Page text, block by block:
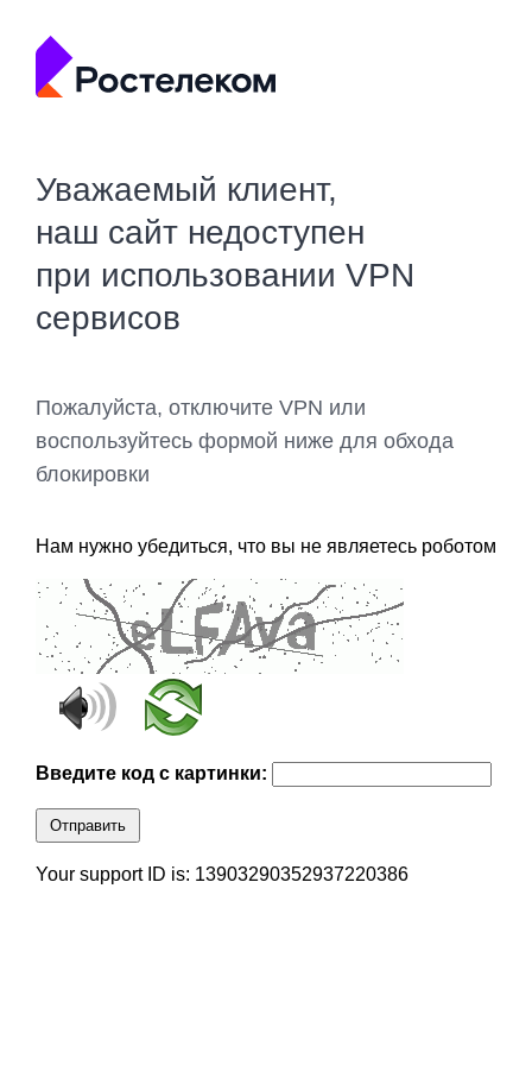
Уважаемый клиент,
наш сайт недоступен
при использовании VPN
сервисов
Пожалуйста, отключите VPN или
воспользуйтесь формой ниже для обхода
блокировки
Нам нужно убедиться, что вы не являетесь роботом
Введите код с картинки:
Отправить
Your support ID is: 13903290352937220386